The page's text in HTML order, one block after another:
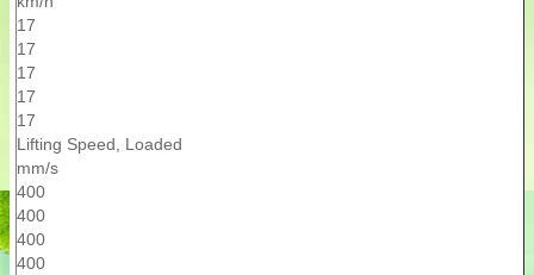
17
17
17
17
17
Lifting Speed, Loaded
mm/s
400
400
400
400